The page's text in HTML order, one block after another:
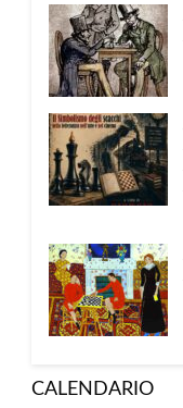
CALENDARIO